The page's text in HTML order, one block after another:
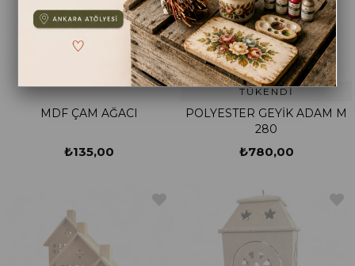
MDF ÇAM AĞACI
₺135,00
TÜKENDI
POLYESTER GEYİK ADAM M
280
₺780,00